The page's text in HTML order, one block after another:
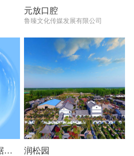
元放口腔
鲁臻文化传媒发展有限公司
会链齐鲁园广场大数据中心 润松园